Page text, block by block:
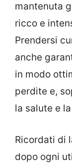
mantenuta
ricco e
Prendersi
anche
in modo
perdite e,
la salute e
Ricordati di
dopo ogni